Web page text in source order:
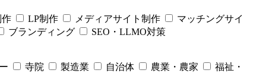
作 LP制作 メディアサイト制作
マッチングサイ
ブランディング SEО・LLMO対策
寺院 製造業 自治体 農業・農家
福祉・